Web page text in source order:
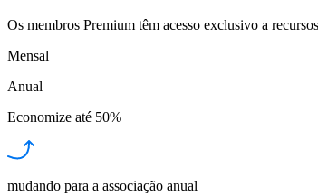
Os membros Premium têm acesso exclusivo a
Mensal
Anual
Economize até 50%
mudando para a associação anual